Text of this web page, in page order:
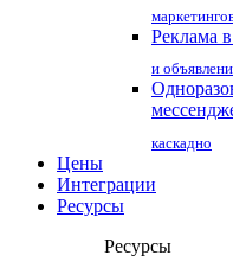
Реклама
и
каскадно
Цены
Интеграции
Ресурсы
Ресурсы